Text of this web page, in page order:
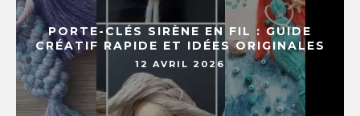
PORTE-CLÉS SIRÈNE EN FIL : GUIDE
CRÉATIF RAPIDE ET IDÉES ORIGINALES
12 AVRIL 2026